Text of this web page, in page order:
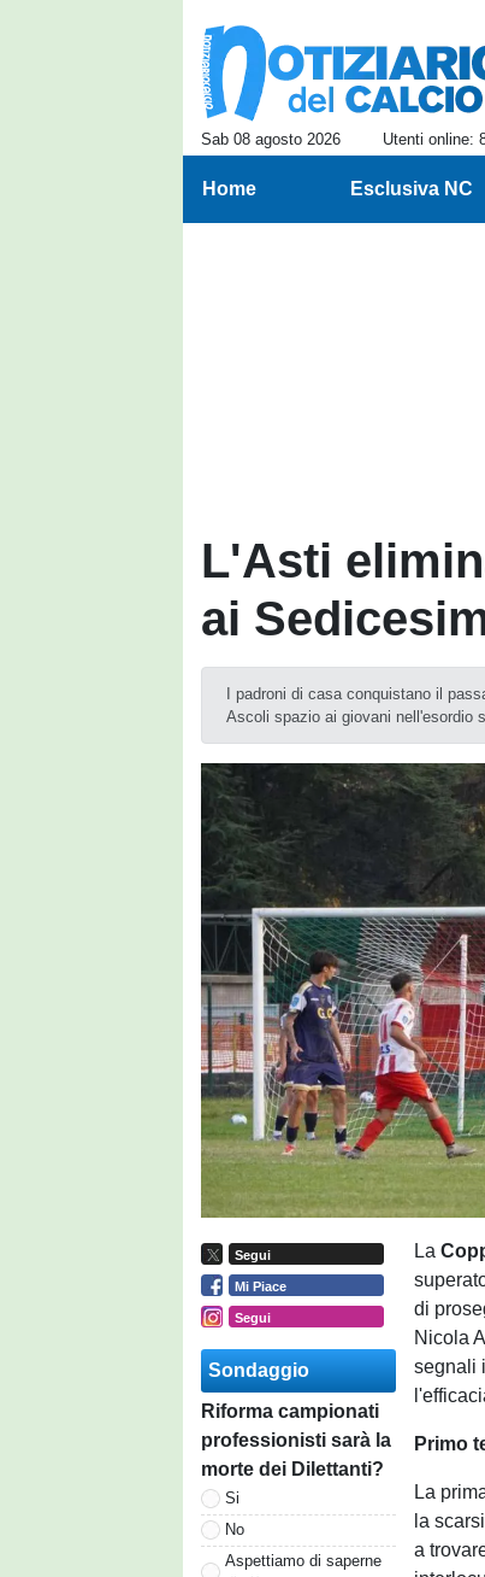
Sab 08 agosto 2026 Utenti online:
Home Esclusiva NC
L'Asti
ai
I padroni di casa conquistano il
Ascoli spazio ai giovani nell'esordio
Segui
Mi Piace
Segui
Sondaggio
Riforma campionati
professionisti sarà la
morte dei Dilettanti?
Si
No
Aspettiamo di saperne
La
di
Nicola
segnali
Primo
La
la
a